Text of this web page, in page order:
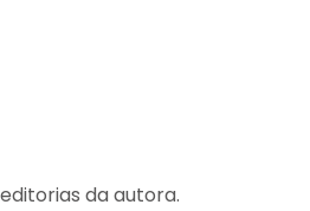
da autora.